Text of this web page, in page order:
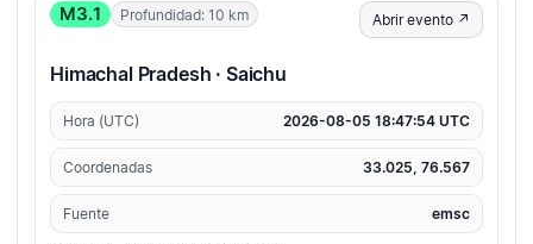
M3.1 Profundidad: 10 km Abrir evento ↗
Himachal Pradesh · Saichu
Hora (UTC) 2026-08-05 18:47:54 UTC
Coordenadas 33.025, 76.567
Fuente emsc